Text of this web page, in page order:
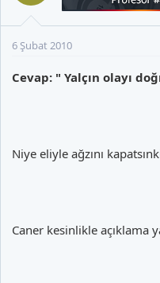
6 Şubat 2010
Cevap: " Yalçın olayı
Niye eliyle ağzını
Caner kesinlikle açıklama